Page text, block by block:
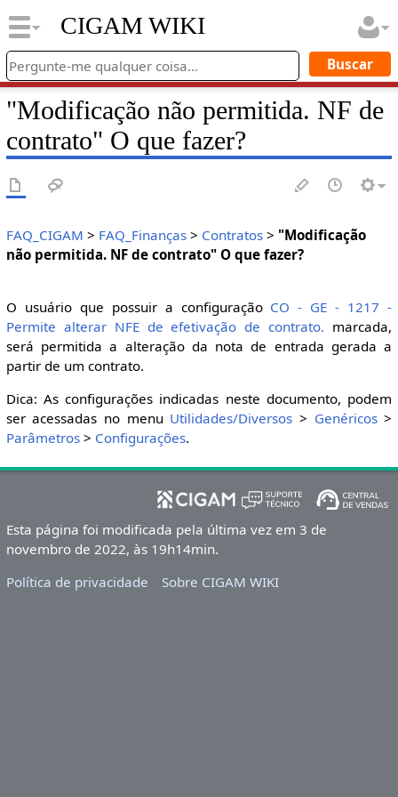
CIGAM WIKI
"Modificação não permitida. NF de
contrato" O que fazer?
FAQ_CIGAM > FAQ_Finanças> Contratos> "Modificação
não permitida. NF de contrato" O que fazer?
O usuário que possuir a configuração CO - GE - 1217 -
Permite alterar NFE de efetivação de contrato. marcada,
será permitida a alteração da nota de entrada gerada a
partir de um contrato.
Dica: As configurações indicadas neste documento, podem
ser acessadas no menu Utilidades/Diversos > Genéricos>
Parâmetros> Configurações.
Esta página foi modificada pela última vez em 3 de
novembro de 2022, às 19h14min.
Política de privacidade
Sobre CIGAM WIKI